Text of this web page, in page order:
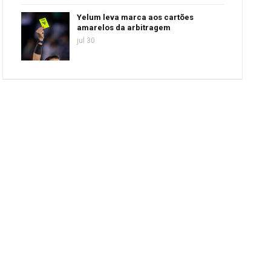
Yelum leva marca aos cartões
amarelos da arbitragem
jul 30